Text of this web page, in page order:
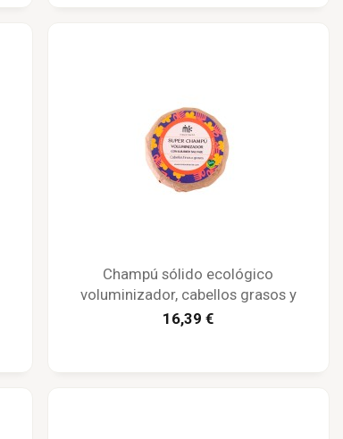
Champú sólido ecológico
voluminizador, cabellos grasos y
finos, envoltura papel - Maison Karité
16,39 €